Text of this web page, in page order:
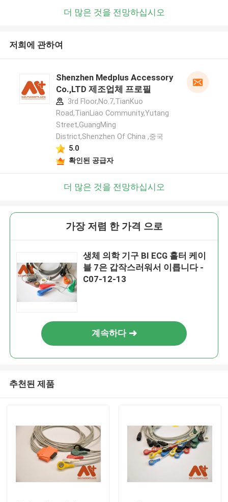
더 많은 것을 전망하십시오
저희에 관하여
Shenzhen Medplus Accessory
Co.,LTD 제조업체 프로필
3rd Floor,No.7,TianKuo
Road,TianLiao Community,Yutang
Street,GuangMing
District,Shenzhen Of China ,중국
5.0
확인된 공급자
더 많은 것을 전망하십시오
가장 저렴 한 가격 으로
생체 의학 기구 BI ECG 홀터 케이
블 7은 갑작스러워서 이릅니다 -
C07-12-13
계속하다
추천된 제품